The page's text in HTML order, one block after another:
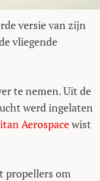
versie van zijn
vliegende
te nemen. Uit de
werd ingelaten
Aerospacewist
propellers om